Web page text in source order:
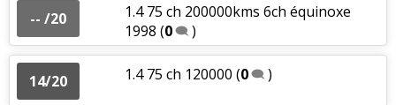
-- /20
1.4 75 ch 200000kms 6ch équinoxe
1998 (0 )
14/20 1.4 75 ch 120000 (0 )